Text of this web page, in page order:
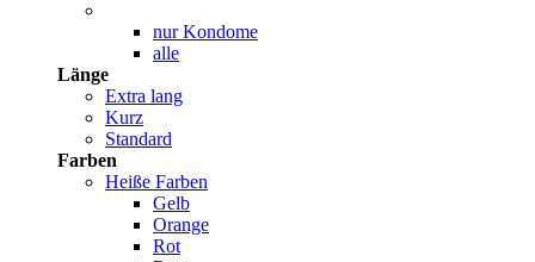
nur Kondome
alle
Länge
Extra lang
Kurz
Standard
Farben
Heiße Farben
Gelb
Orange
Rot